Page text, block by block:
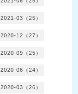
2021-03（25）
2020-12（27）
2020-09（25）
2020-06（24）
2020-03（26）